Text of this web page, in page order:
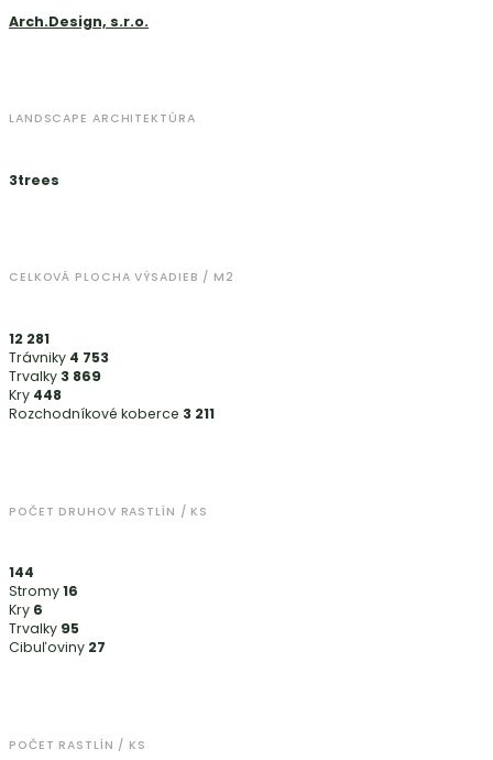
Arch.Design, s.r.o.
LANDSCAPE ARCHITEKTÚRA
3trees
CELKOVÁ PLOCHA VÝSADIEB / M2
12 281
Trávniky 4 753
Trvalky 3 869
Kry 448
Rozchodníkové koberce 3 211
POČET DRUHOV RASTLÍN / KS
144
Stromy16
Kry 6
Trvalky 95
Cibuľoviny 27
POČET RASTLÍN / KS